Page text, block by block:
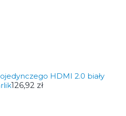
HDMI 2.0 biały
126,92 zł